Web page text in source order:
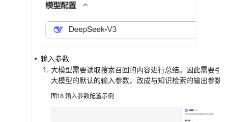
输入参数
大模型需要读取搜索召回的内容进行总结。因此需要引
大模型的默认的输入参数，改成与知识检索的输出参数
图18 输入参数配置示例